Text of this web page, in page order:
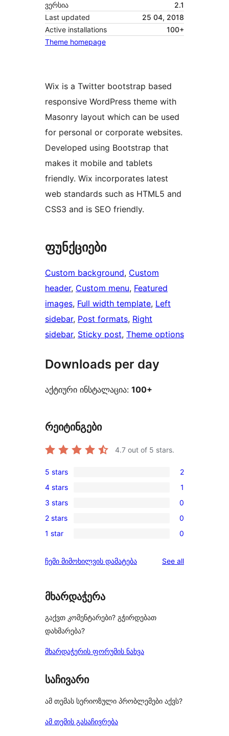
ვერსია
2.1
Last updated
25 04, 2018
Active installations
100+
Theme homepage
Wix is a Twitter bootstrap based
responsive WordPress theme with
Masonry layout which can be used
for personal or corporate websites.
Developed using Bootstrap that
makes it mobile and tablets
friendly. Wix incorporates latest
web standards such as HTML5 and
CSS3 and is SEO friendly.
ფუნქციები
Custom background, Custom
header, Custom menu, Featured
images, Full width template, Left
sidebar, Post formats, Right
sidebar, Sticky post, Theme options
Downloads per day
აქტიური ინსტალაცია: 100+
რეიტინგები
4.7 out of 5 stars.
2
5-
star
reviews
5 stars 2
1
4-
star
review
4 stars 1
0
3-
star
3 stars 0
0
2-
reviews
2 stars 0
0
star
1 star 0
ჩემი მიმოხილვის დამატება See allreviews
მხარდაჭერა
გაქვთ კომენტარები? გჭირდებათ
დახმარება?
მხარდაჭერის ფორუმის ნახვა
საჩივარი
ამ თემას სერიოზული პრობლემები აქვს?
ამ თემის გასაჩივრება